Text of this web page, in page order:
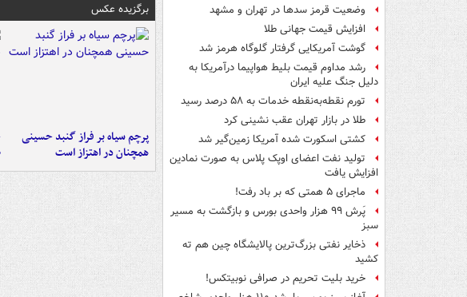
وضعیت قرمز سدها در تهران و مشهد
افزایش قیمت جهانی طلا
گوشت آمریکایی گرفتار گلوگاه هرمز شد
رشد مداوم قیمت بلیط هواپیما درآمریکا به
دلیل جنگ علیه ایران
تورم نقطه‌به‌نقطه خدمات به ۵۸ درصد رسید
طلا در بازار تهران عقب نشینی کرد
کشتی اسکورت شده آمریکا زمین‌گیر شد
تولید نفت اعضای اوپک پلاس به صورت نمادین
افزایش یافت
ماجرای ۵ همتی که بر باد رفت!
پَرش ۹۹ هزار واحدی بورس و بازگشت به مسیر
سبز
ذخایر نفتی بزرگ‌ترین پالایشگاه چین هم ته
کشید
خرید بلیت تحریم در صرافی نوبیتکس!
برگزیده عکس
پرچم سیاه بر فراز گنبد حسینی
همچنان در اهتزاز است